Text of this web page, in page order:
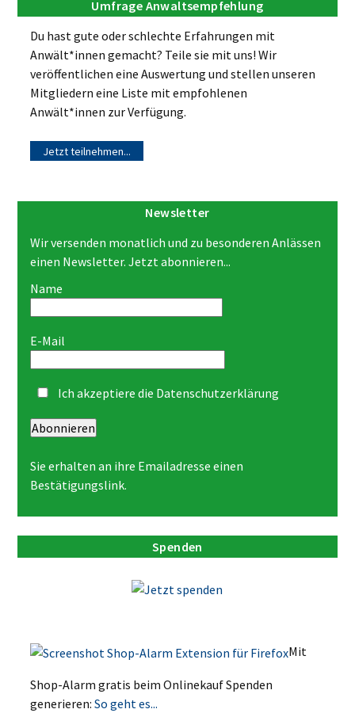
Umfrage Anwaltsempfehlung
Du hast gute oder schlechte Erfahrungen mit
Anwält*innen gemacht? Teile sie mit uns! Wir
veröffentlichen eine Auswertung und stellen unseren
Mitgliedern eine Liste mit empfohlenen
Anwält*innen zur Verfügung.
Jetzt teilnehmen...
Newsletter
Wir versenden monatlich und zu besonderen Anlässen
einen Newsletter. Jetzt abonnieren...
Name
E-Mail
Ich akzeptiere die Datenschutzerklärung
Abonnieren
Sie erhalten an ihre Emailadresse einen
Bestätigungslink.
Spenden
Mit
Shop-Alarm gratis beim Onlinekauf Spenden
generieren:So geht es...